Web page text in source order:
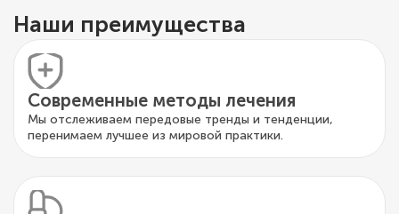
Наши преимущества
Современные методы лечения
Мы отслеживаем передовые тренды и тенденции,
перенимаем лучшее из мировой практики.